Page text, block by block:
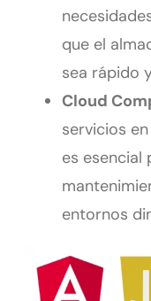
que el
sea rápido
Cloud
servicios
es esencial
entornos